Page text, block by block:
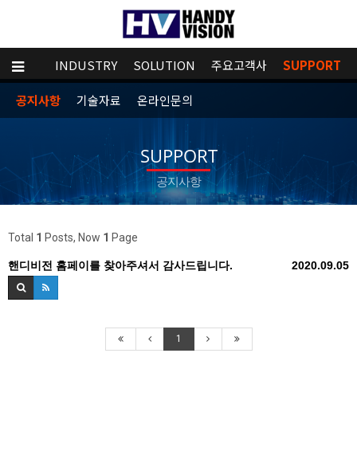
INDUSTRY SOLUTION 주요고객사 SUPPORT
공지사항 기술자료 온라인문의
SUPPORT
공지사항
Total 1 Posts, Now 1 Page
2020.09.05
핸디비전 홈페이를 찾아주셔서 감사드립니다.
1